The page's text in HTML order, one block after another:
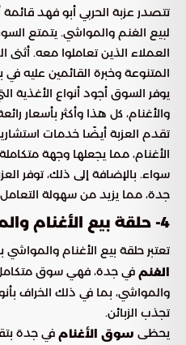
تتصدر عزبة الحربي أبو فهد
لبيع الغنم والمواشي. يتمتع
العملاء الذين تعاملوا معه. أثنى
المتنوعة وخبرة القائمين عليه في
يوفر السوق أجود أنواع الأغذية
والأغنام، كل هذا وأكثر بأسعار
تقدم العزبة أيضًا خدمات
الأغنام، مما يجعلها وجهة
سواء. بالإضافة إلى ذلك، توفر
جدة، مما يزيد من سهولة
4- حلقة بيع الأغنام والمواشي بحي النخيل
تعتبر حلقة بيع الأغنام
الغنم في جدة، فهي سوق متكامل
والمواشي، بما في ذلك الخراف
تجذب الزبائن.
يحظى سوق الأغنام في جدة